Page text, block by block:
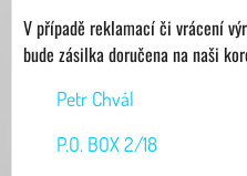
V případě reklamací či vrácení
bude zásilka doručena na naši
Petr Chvál
P.O. BOX 2/18